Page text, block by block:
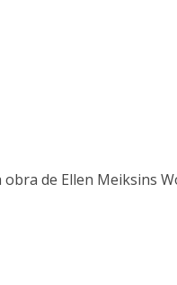
de Ellen Meiksins